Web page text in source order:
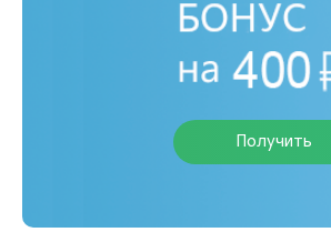
Получить